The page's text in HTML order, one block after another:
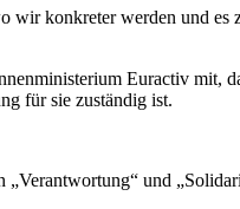
wir konkreter werden und es
Euractiv mit,
für sie zuständig ist.
und